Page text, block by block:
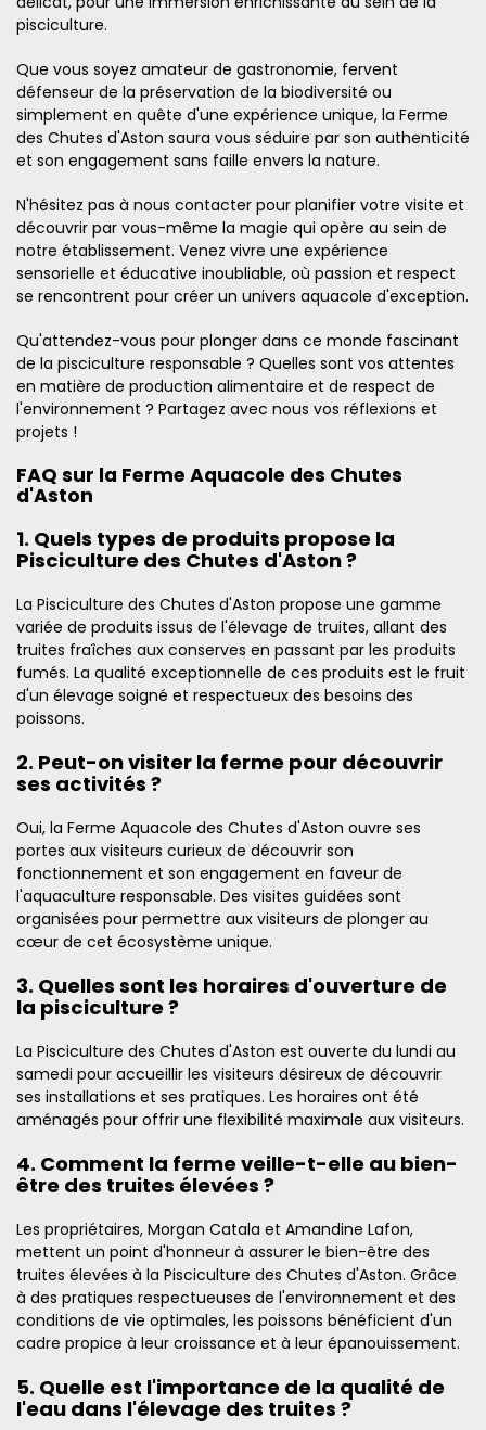
pisciculture.
Que vous soyez amateur de gastronomie, fervent
défenseur de la préservation de la biodiversité ou
simplement en quête d'une expérience unique, la Ferme
des Chutes d'Aston saura vous séduire par son authenticité
et son engagement sans faille envers la nature.
N'hésitez pas à nous contacter pour planifier votre visite et
découvrir par vous-même la magie qui opère au sein de
notre établissement. Venez vivre une expérience
sensorielle et éducative inoubliable, où passion et respect
se rencontrent pour créer un univers aquacole d'exception.
Qu'attendez-vous pour plonger dans ce monde fascinant
de la pisciculture responsable ? Quelles sont vos attentes
en matière de production alimentaire et de respect de
l'environnement ? Partagez avec nous vos réflexions et
projets !
FAQ sur la Ferme Aquacole des Chutes
d'Aston
1. Quels types de produits propose la
Pisciculture des Chutes d'Aston ?
La Pisciculture des Chutes d'Aston propose une gamme
variée de produits issus de l'élevage de truites, allant des
truites fraîches aux conserves en passant par les produits
fumés. La qualité exceptionnelle de ces produits est le fruit
d'un élevage soigné et respectueux des besoins des
poissons.
2. Peut-on visiter la ferme pour découvrir
ses activités ?
Oui, la Ferme Aquacole des Chutes d'Aston ouvre ses
portes aux visiteurs curieux de découvrir son
fonctionnement et son engagement en faveur de
l'aquaculture responsable. Des visites guidées sont
organisées pour permettre aux visiteurs de plonger au
cœur de cet écosystème unique.
3. Quelles sont les horaires d'ouverture de
la pisciculture ?
La Pisciculture des Chutes d'Aston est ouverte du lundi au
samedi pour accueillir les visiteurs désireux de découvrir
ses installations et ses pratiques. Les horaires ont été
aménagés pour offrir une flexibilité maximale aux visiteurs.
4. Comment la ferme veille-t-elle au bien-
être des truites élevées ?
Les propriétaires, Morgan Catala et Amandine Lafon,
mettent un point d'honneur à assurer le bien-être des
truites élevées à la Pisciculture des Chutes d'Aston. Grâce
à des pratiques respectueuses de l'environnement et des
conditions de vie optimales, les poissons bénéficient d'un
cadre propice à leur croissance et à leur épanouissement.
5. Quelle est l'importance de la qualité de
l'eau dans l'élevage des truites ?